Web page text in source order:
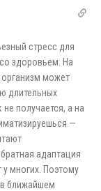
стресс для
здоровьем. На
может
длительных
получается, а на
—
адаптация
у многих. Поэтому
в ближайшем